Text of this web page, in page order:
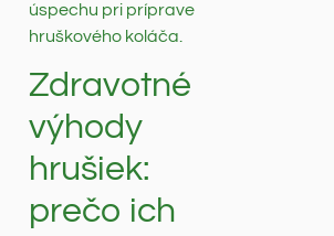
úspechu pri príprave
hruškového koláča.
Zdravotné
výhody
hrušiek:
prečo ich